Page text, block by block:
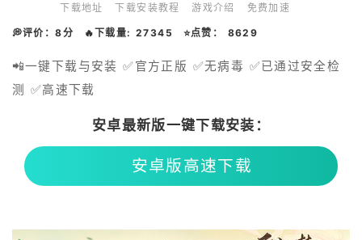
下载地址 下载安装教程 游戏介绍 免费加速
💭评价：8分 🔥下载量: 27345 ⭐点赞： 8629
📲一键下载与安装 ✅官方正版 ✅无病毒 ✅已通过安全检
测 ✅高速下载
安卓最新版一键下载安装：
安卓版高速下载